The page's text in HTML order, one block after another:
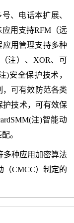
、电话本扩展、
用支持RFM（远
用管理支持多种
注）、XOR、可
)安全保护技术，
可有效防范各类
护技术，可有效保
注)智能动
。
多种应用加密算法
（CMCC）制定的